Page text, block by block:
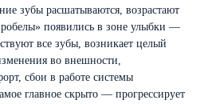
зубы расшатываются, возрастают
появились в зоне улыбки —
все зубы, возникает целый
во внешности,
сбои в работе системы
главное скрыто — прогрессирует